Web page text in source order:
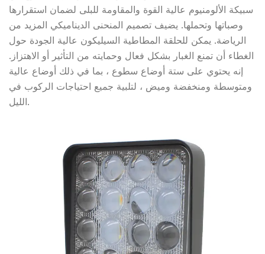
سبيكة الألومنيوم عالية القوة والمقاومة للبلى لضمان استقرارها
وصباتها وتحملها. يضيف تصميم المنحنى الديناميكي المزيد من
الرياضة. يمكن للحلقة المطاطية السيليكون عالية الجودة حول
الغطاء أن تمنع الغبار بشكل فعال وحمايته من التأثير أو الاهتزاز.
إنه يحتوي على ستة أوضاع سطوع ، بما في ذلك أوضاع عالية
ومتوسطة ومنخفضة وميض ، لتلبية جميع احتياجات الركوب في
الليل.